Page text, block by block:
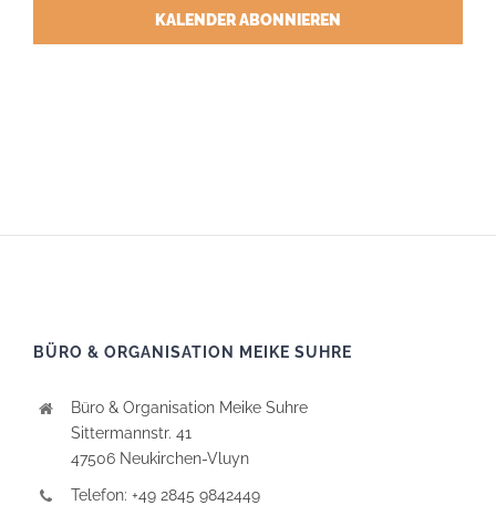
KALENDER ABONNIEREN
BÜRO & ORGANISATION MEIKE SUHRE
Büro & Organisation Meike Suhre
Sittermannstr. 41
47506 Neukirchen-Vluyn
Telefon: +49 2845 9842449